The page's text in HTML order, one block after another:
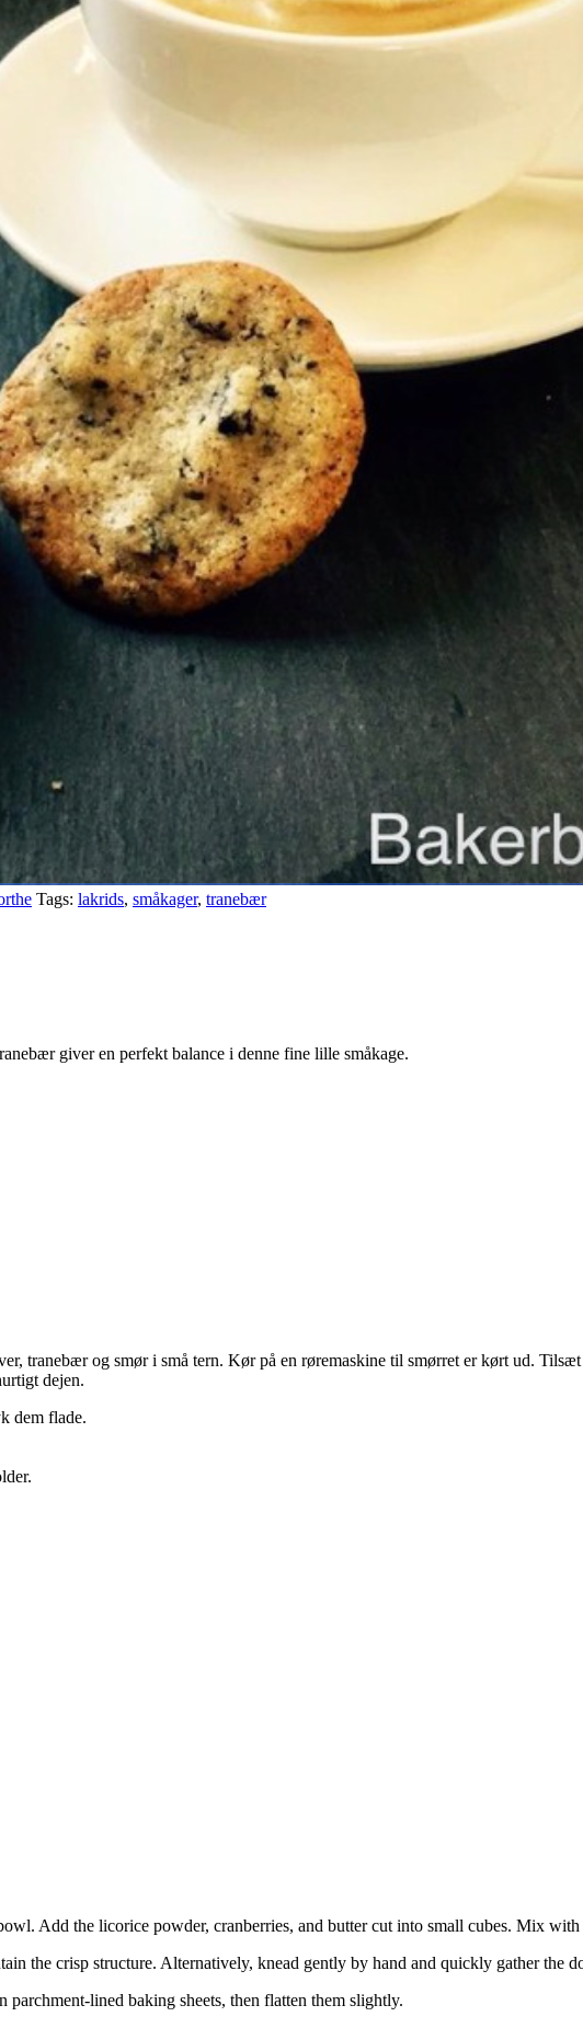
Tags: lakrids, småkager, tranebær
giver en perfekt balance i denne fine lille småkage.
tranebær og smør i små tern. Kør på en røremaskine til smørret er kørt ud.
dejen.
dem flade.
Add the licorice powder, cranberries, and butter cut into small cubes. Mix
the crisp structure. Alternatively, knead gently by hand and quickly gather the
lined baking sheets, then flatten them slightly.